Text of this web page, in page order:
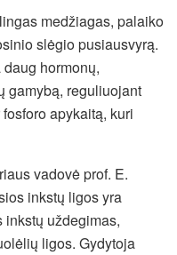
medžiagas, palaiko
slėgio pusiausvyrą.
hormonų,
gamybą, reguliuojant
apykaitą, kuri
vadovė prof. E.
inkstų ligos yra
uždegimas,
ligos. Gydytoja